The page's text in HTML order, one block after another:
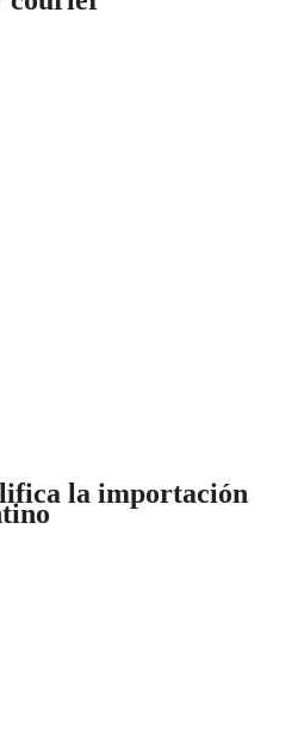
la importación